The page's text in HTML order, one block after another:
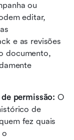
ou
editar,
e as revisões
documento,
permissão: O
de
fez quais
o